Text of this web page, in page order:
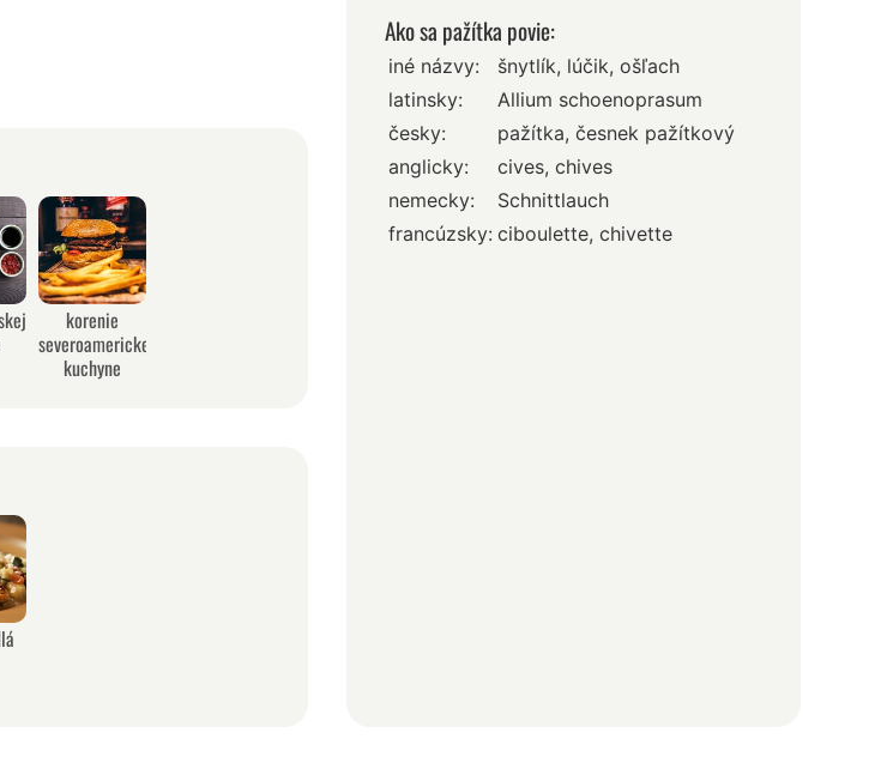
korenie
severoamerickej
kuchyne
Ako sa pažítka povie:
iné názvy:
šnytlík, lúčik, ošľach
latinsky:
Allium schoenoprasum
česky:
pažítka, česnek pažítkový
anglicky:
cives, chives
nemecky:
Schnittlauch
francúzsky: ciboulette, chivette